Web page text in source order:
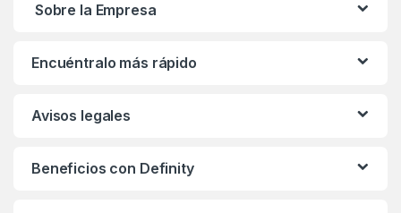
Sobre la Empresa
Encuéntralo más rápido
Avisos legales
Beneficios con Definity